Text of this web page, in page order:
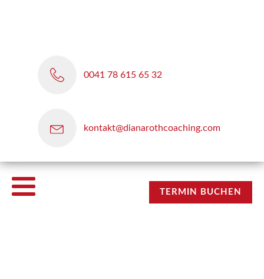
0041 78 615 65 32
kontakt@dianarothcoaching.com
TERMIN BUCHEN